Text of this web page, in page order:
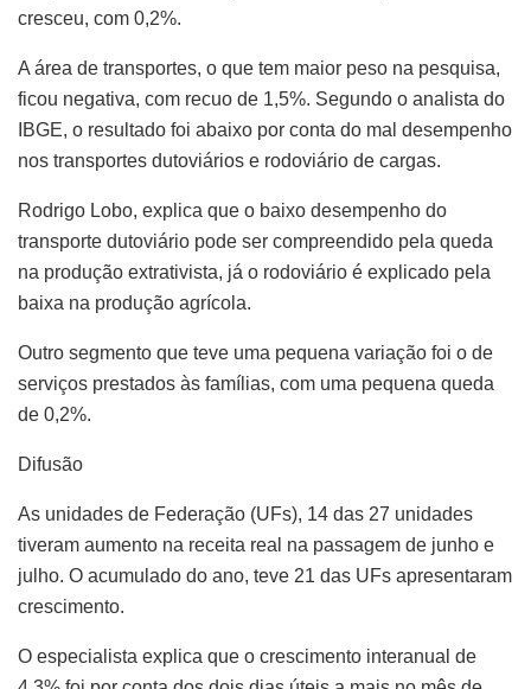
cresceu, com 0,2%.
A área de transportes, o que tem maior peso na pesquisa,
ficou negativa, com recuo de 1,5%. Segundo o analista do
IBGE, o resultado foi abaixo por conta do mal desempenho
nos transportes dutoviários e rodoviário de cargas.
Rodrigo Lobo, explica que o baixo desempenho do
transporte dutoviário pode ser compreendido pela queda
na produção extrativista, já o rodoviário é explicado pela
baixa na produção agrícola.
Outro segmento que teve uma pequena variação foi o de
serviços prestados às famílias, com uma pequena queda
de 0,2%.
Difusão
As unidades de Federação (UFs), 14 das 27 unidades
tiveram aumento na receita real na passagem de junho e
julho. O acumulado do ano, teve 21 das UFs apresentaram
crescimento.
O especialista explica que o crescimento interanual de